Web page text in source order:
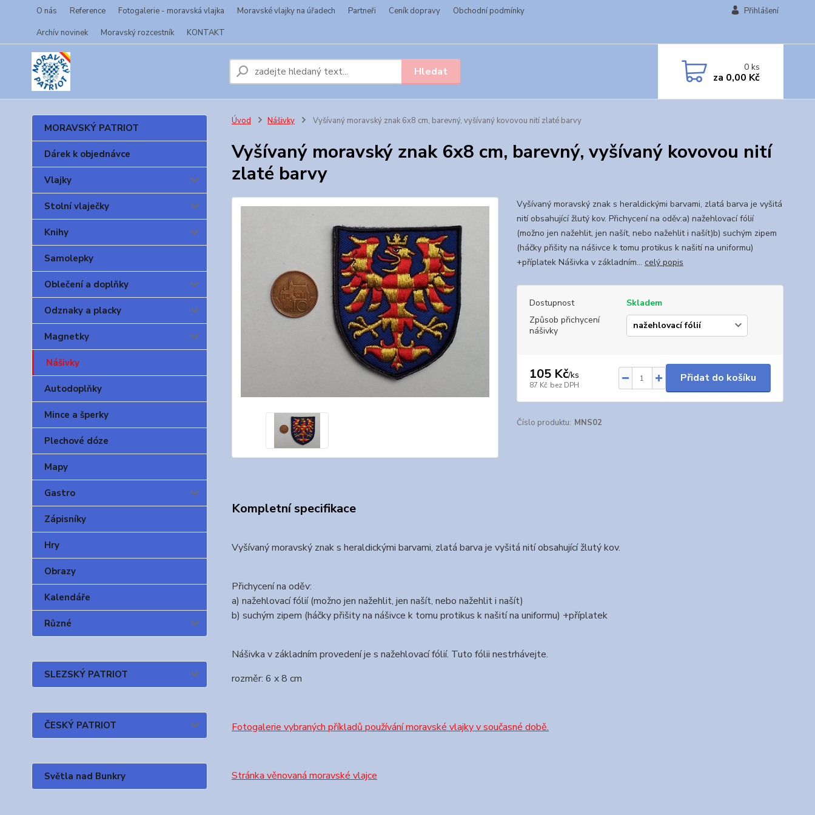
O nás Reference Fotogalerie - moravská vlajka Moravské vlajky na úřadech Partneři Ceník dopravy
Obchodní podmínky
Archív novinek
Moravský rozcestník KONTAKT
Přihlášení
Hledat 0ks
za 0,00 Kč
MORAVSKÝ PATRIOT
Dárek k objednávce
Vlajky
Stolní vlaječky
Knihy
Samolepky
Oblečení a doplňky
Odznaky a placky
Magnetky
Nášivky
Autodoplňky
Mince a šperky
Plechové dóze
Mapy
Gastro
Zápisníky
Hry
Obrazy
Kalendáře
Různé
SLEZSKÝ PATRIOT
ČESKÝ PATRIOT
Světla nad Bunkry
Úvod Nášivky Vyšívaný moravský znak 6x8 cm, barevný, vyšívaný kovovou nití zlaté barvy
Vyšívaný moravský znak 6x8 cm, barevný, vyšívaný kovovou nití
zlaté barvy
Vyšívaný moravský znak s heraldickými barvami, zlatá barva je vyšitá
nití obsahující žlutý kov. Přichycení na oděv:a) nažehlovací fólií
(možno jen nažehlit, jen našít, nebo nažehlit i našít)b) suchým zipem
(háčky přišity na nášivce k tomu protikus k našití na uniformu)
+příplatek Nášivka v základním... celý popis
Dostupnost
Skladem
Způsob přichycení
nášivky
105 Kč/ks
87 Kč bez DPH
Přidat do košíku
Číslo produktu: MNS02
Kompletní specifikace
Vyšívaný moravský znak s heraldickými barvami, zlatá barva je vyšitá nití obsahující žlutý kov.
Přichycení na oděv:
a) nažehlovací fólií (možno jen nažehlit, jen našít, nebo nažehlit i našít)
b) suchým zipem (háčky přišity na nášivce k tomu protikus k našití na uniformu) +příplatek
Nášivka v základním provedení je s nažehlovací fólií. Tuto fólii nestrhávejte.
rozměr: 6 x 8 cm
Fotogalerie vybraných příkladů používání moravské vlajky v současné době.
Stránka věnovaná moravské vlajce